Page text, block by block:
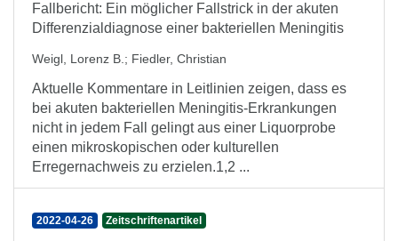
Fallbericht: Ein möglicher Fallstrick in der akuten
Differenzialdiagnose einer bakteriellen Meningitis
Weigl, Lorenz B. ; Fiedler, Christian
Aktuelle Kommentare in Leitlinien zeigen, dass es
bei akuten bakteriellen Meningitis-Erkrankungen
nicht in jedem Fall gelingt aus einer Liquorprobe
einen mikroskopischen oder kulturellen
Erregernachweis zu erzielen.1,2 ...
2022-04-26 Zeitschriftenartikel